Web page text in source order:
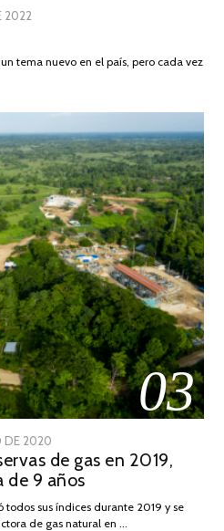
2022
DE
tema nuevo en el país, pero cada vez
03
DE 2020
DE
JULIO
2025
de gas en 2019,
de 9 años
sus índices durante 2019 y se
de gas natural en …